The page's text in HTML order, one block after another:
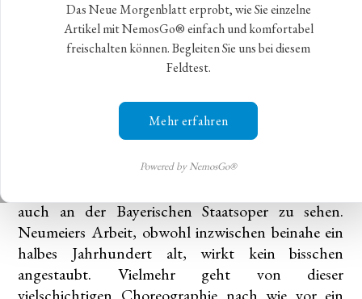
Das Neue Morgenblatt erprobt, wie Sie einzelne
Artikel mit NemosGo® einfach und komfortabel
freischalten können. Begleiten Sie uns bei diesem
Feldtest.
Mehr erfahren
Powered by NemosGo®
Ersehntes Wiedersehen
John Neumeiers „Kameliendame“ in München
12. Mai 2026 Christitan Gohlke
Kameliendame“ in Stuttgart uraufgeführt. Seit
auch an der Bayerischen Staatsoper zu sehen.
Neumeiers Arbeit, obwohl inzwischen beinahe ein
halbes Jahrhundert alt, wirkt kein bisschen
angestaubt. Vielmehr geht von dieser